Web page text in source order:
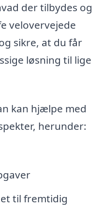
der tilbydes og
velovervejede
sikre, at du får
løsning til lige
kan hjælpe med
herunder:
til fremtidig